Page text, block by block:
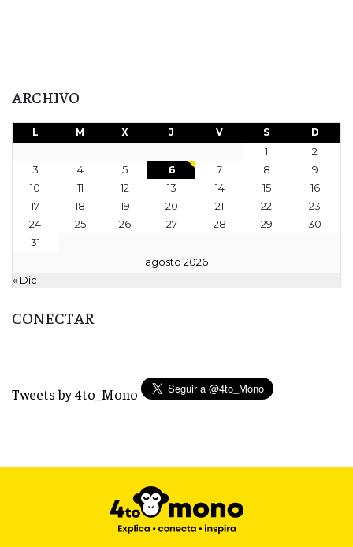
ARCHIVO
agosto 2026
L M X J V S D
1
2
3
4 5 6 7 8
9
10
11 12 13 14 15
16
17
18 19 20 21 22
23
24
25 26 27 28 29
30
31
« Dic
CONECTAR
Tweets by 4to_Mono